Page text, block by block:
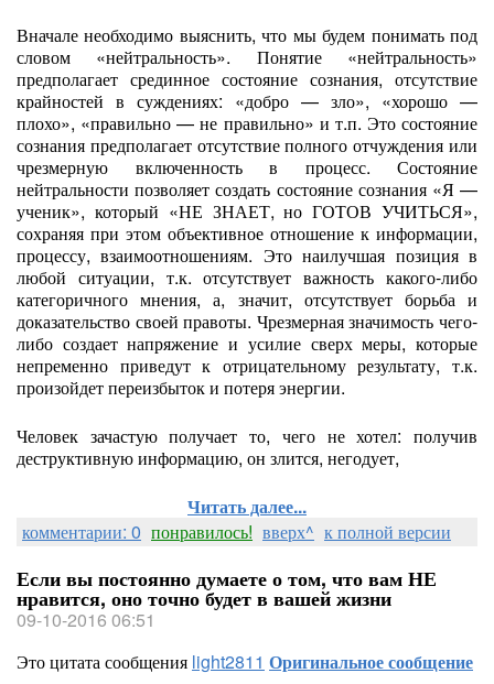
Вначале необходимо выяснить, что мы будем понимать под
словом «нейтральность». Понятие «нейтральность»
предполагает срединное состояние сознания, отсутствие
крайностей в суждениях: «добро — зло», «хорошо —
плохо», «правильно — не правильно» и т.п. Это состояние
сознания предполагает отсутствие полного отчуждения или
чрезмерную включенность в процесс. Состояние
нейтральности позволяет создать состояние сознания «Я —
ученик», который «НЕ ЗНАЕТ, но ГОТОВ УЧИТЬСЯ»,
сохраняя при этом объективное отношение к информации,
процессу, взаимоотношениям. Это наилучшая позиция в
любой ситуации, т.к. отсутствует важность какого-либо
категоричного мнения, а, значит, отсутствует борьба и
доказательство своей правоты. Чрезмерная значимость чего-
либо создает напряжение и усилие сверх меры, которые
непременно приведут к отрицательному результату, т.к.
произойдет переизбыток и потеря энергии.
Человек зачастую получает то, чего не хотел: получив
деструктивную информацию, он злится, негодует,
Читать далее...
комментарии: 0 понравилось! вверх^ к полной версии
Если вы постоянно думаете о том, что вам НЕ
нравится, оно точно будет в вашей жизни
09-10-2016 06:51
Это цитата сообщения light2811 Оригинальное сообщение